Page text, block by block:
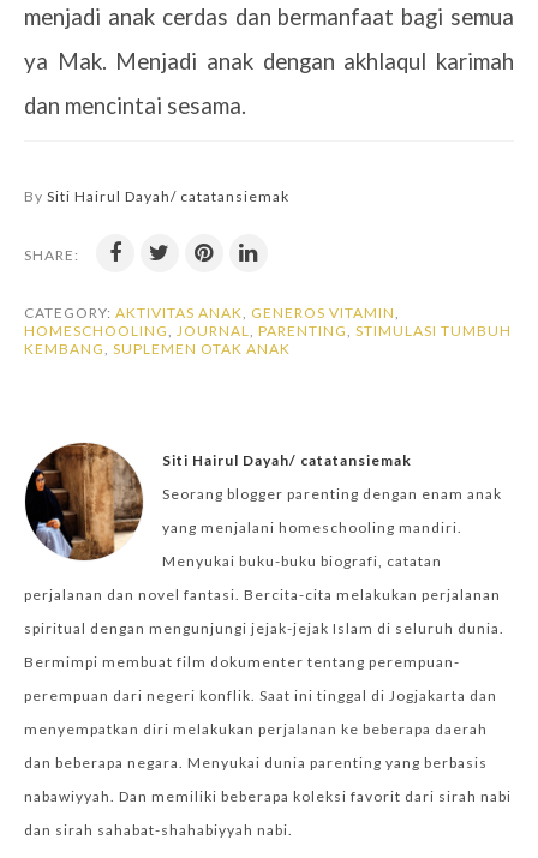
menjadi anak cerdas dan bermanfaat bagi semua
ya Mak. Menjadi anak dengan akhlaqul karimah
dan mencintai sesama.
By Siti Hairul Dayah/ catatansiemak
SHARE:
CATEGORY: AKTIVITAS ANAK GENEROS VITAMIN
HOMESCHOOLING
JOURNAL PARENTING STIMULASI TUMBUH
KEMBANG SUPLEMEN OTAK ANAK
Siti Hairul Dayah/ catatansiemak
Seorang blogger parenting dengan enam anak
yang menjalani homeschooling mandiri.
Menyukai buku-buku biografi, catatan
perjalanan dan novel fantasi. Bercita-cita melakukan perjalanan
spiritual dengan mengunjungi jejak-jejak Islam di seluruh dunia.
Bermimpi membuat film dokumenter tentang perempuan-
perempuan dari negeri konflik. Saat ini tinggal di Jogjakarta dan
menyempatkan diri melakukan perjalanan ke beberapa daerah
dan beberapa negara. Menyukai dunia parenting yang berbasis
nabawiyyah. Dan memiliki beberapa koleksi favorit dari sirah nabi
dan sirah sahabat-shahabiyyah nabi.